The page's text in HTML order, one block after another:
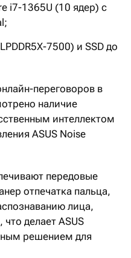
i7-1365U (10 ядер) с
7500) и SSD до
переговоров в
наличие
интеллектом
ASUS Noise
передовые
отпечатка пальца,
лица,
делает ASUS
решением для